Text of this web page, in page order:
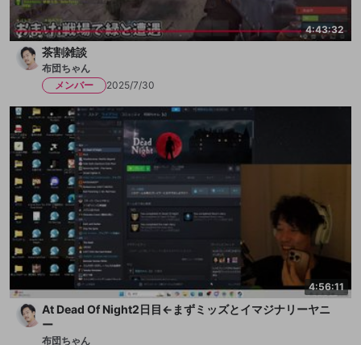
4:43:32
茶割雑談
布団ちゃん
メンバー
2025/7/30
4:56:11
At Dead Of Night2日目←まずミッズとイマジナリーヤニ
ー
布団ちゃん